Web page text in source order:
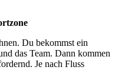
Du bekommst ein
das Team. Dann kommen
Je nach Fluss